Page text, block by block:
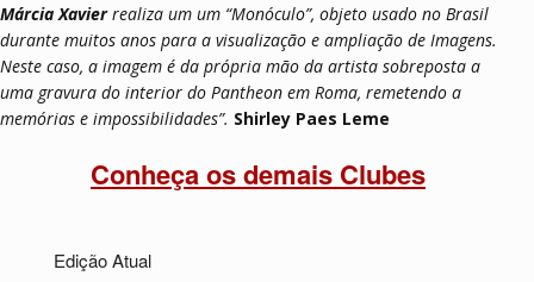
Márcia Xavierrealiza um um “Monóculo”, objeto usado no Brasil
durante muitos anos para a visualização e ampliação de Imagens.
Neste caso, a imagem é da própria mão da artista sobreposta a
uma gravura do interior do Pantheon em Roma, remetendo a
memórias e impossibilidades”. Shirley Paes Leme
Conheça os demais Clubes
Edição Atual